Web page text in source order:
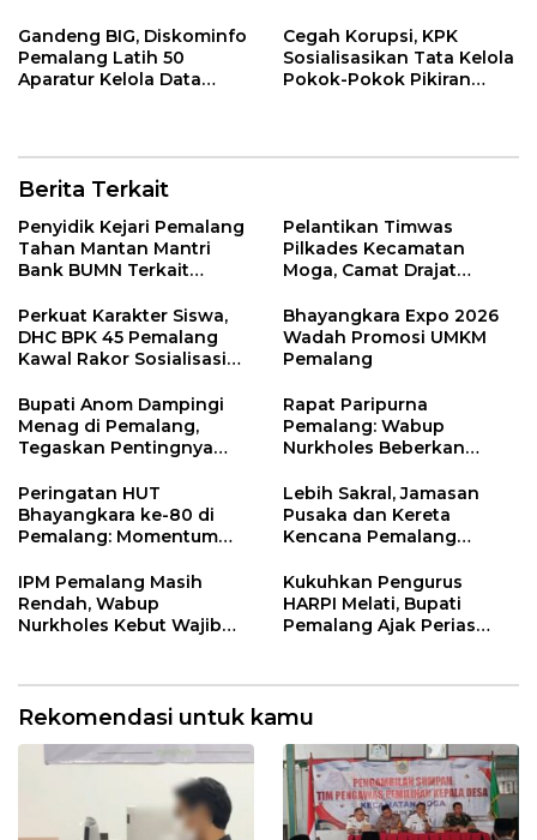
Gandeng BIG, Diskominfo
Pemalang Latih 50
Aparatur Kelola Data
Cegah Korupsi, KPK
Sosialisasikan Tata Kelola
Pokok-Pokok Pikiran
Berita Terkait
Penyidik Kejari Pemalang
Tahan Mantan Mantri
Bank BUMN Terkait
Pelantikan Timwas
Pilkades Kecamatan
Moga, Camat Drajat
Larangan
Perkuat Karakter Siswa,
DHC BPK 45 Pemalang
Kawal Rakor Sosialisasi
Petarukan
Bhayangkara Expo 2026
Wadah Promosi UMKM
Pemalang
Bupati Anom Dampingi
Menag di Pemalang,
Tegaskan Pentingnya
Nikah
Rapat Paripurna
Pemalang: Wabup
Nurkholes Beberkan
Masukan Fraksi DPRD
Peringatan HUT
Bhayangkara ke-80 di
Pemalang: Momentum
Kamtibmas
Lebih Sakral, Jamasan
Pusaka dan Kereta
Kencana Pemalang
Ndalem Notonagoro
IPM Pemalang Masih
Rendah, Wabup
Nurkholes Kebut Wajib
Kukuhkan Pengurus
HARPI Melati, Bupati
Pemalang Ajak Perias
Rekomendasi untuk kamu